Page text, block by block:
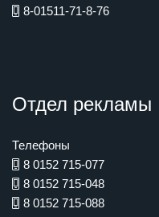
8-01511-71-8-76
Отдел рекламы
Телефоны
8 0152 715-077
8 0152 715-048
8 0152 715-088